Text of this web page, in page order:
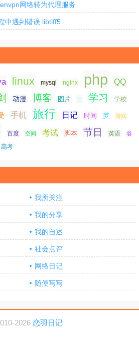
网络转为代理服务
中遇到错误 libtiff5
linux mysql nginx php QQ
动漫 博客 图片 夜 学习 学校
手机 旅行 日记 时间 梦 游戏
百度 空间 考试 脚本 节日 英语 谷
高考
我所关注
我的分享
我的自述
社会点评
网络日记
随便写写
2026 恋羽日记